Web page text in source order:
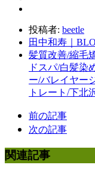
投稿者: beetle
田中和寿｜
髪質改善/縮毛
ドスパ/白髪染
ー/バレイヤー
トレート/下北
前の記事
次の記事
関連記事